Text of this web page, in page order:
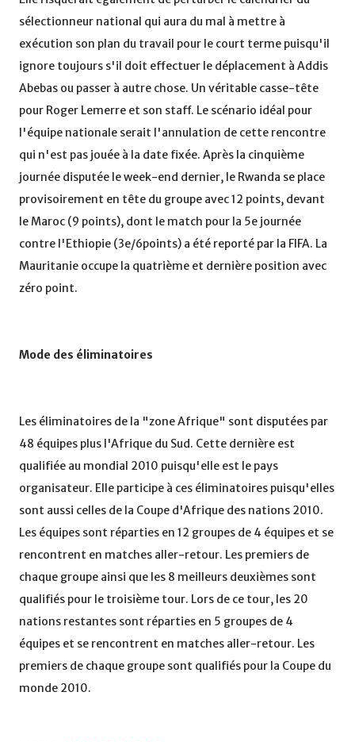
sélectionneur national qui aura du mal à mettre à
exécution son plan du travail pour le court terme puisqu'il
ignore toujours s'il doit effectuer le déplacement à Addis
Abebas ou passer à autre chose. Un véritable casse-tête
pour Roger Lemerre et son staff. Le scénario idéal pour
l'équipe nationale serait l'annulation de cette rencontre
qui n'est pas jouée à la date fixée. Après la cinquième
journée disputée le week-end dernier, le Rwanda se place
provisoirement en tête du groupe avec 12 points, devant
le Maroc (9 points), dont le match pour la 5e journée
contre l'Ethiopie (3e/6points) a été reporté par la FIFA. La
Mauritanie occupe la quatrième et dernière position avec
zéro point.
Mode des éliminatoires
Les éliminatoires de la "zone Afrique" sont disputées par
48 équipes plus l'Afrique du Sud. Cette dernière est
qualifiée au mondial 2010 puisqu'elle est le pays
organisateur. Elle participe à ces éliminatoires puisqu'elles
sont aussi celles de la Coupe d'Afrique des nations 2010.
Les équipes sont réparties en 12 groupes de 4 équipes et se
rencontrent en matches aller-retour. Les premiers de
chaque groupe ainsi que les 8 meilleurs deuxièmes sont
qualifiés pour le troisième tour. Lors de ce tour, les 20
nations restantes sont réparties en 5 groupes de 4
équipes et se rencontrent en matches aller-retour. Les
premiers de chaque groupe sont qualifiés pour la Coupe du
monde 2010.